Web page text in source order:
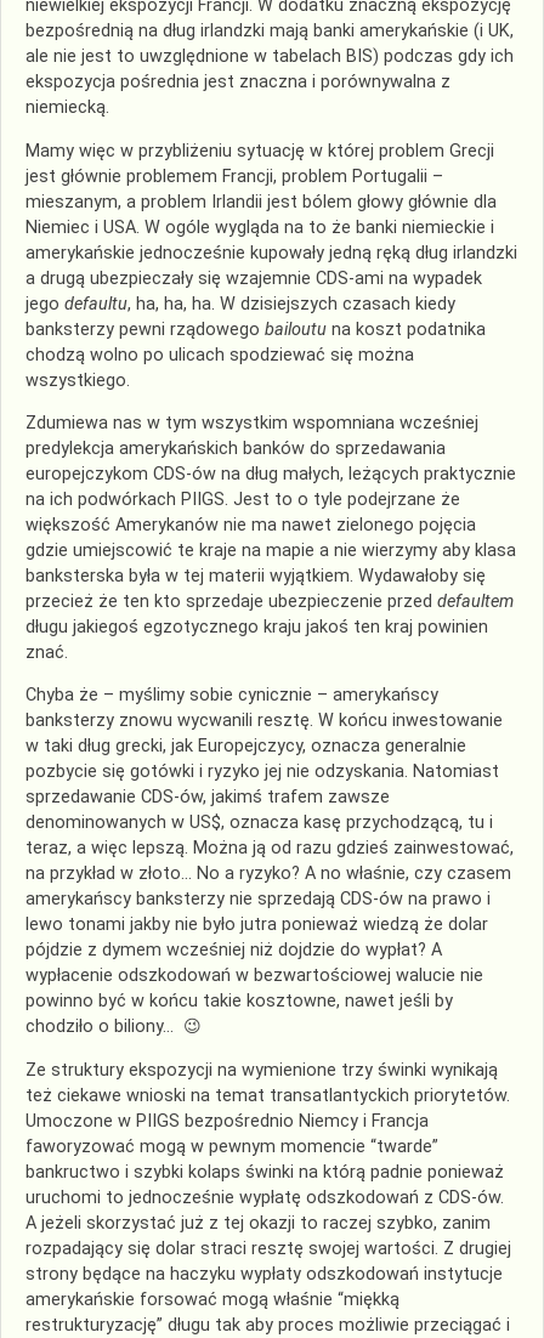
niewielkiej ekspozycji Francji. W dodatku znaczną ekspozycję
bezpośrednią na dług irlandzki mają banki amerykańskie (i UK,
ale nie jest to uwzględnione w tabelach BIS) podczas gdy ich
ekspozycja pośrednia jest znaczna i porównywalna z
niemiecką.
Mamy więc w przybliżeniu sytuację w której problem Grecji
jest głównie problemem Francji, problem Portugalii –
mieszanym, a problem Irlandii jest bólem głowy głównie dla
Niemiec i USA. W ogóle wygląda na to że banki niemieckie i
amerykańskie jednocześnie kupowały jedną ręką dług irlandzki
a drugą ubezpieczały się wzajemnie CDS-ami na wypadek
jego defaultu, ha, ha, ha. W dzisiejszych czasach kiedy
banksterzy pewni rządowego bailoutu na koszt podatnika
chodzą wolno po ulicach spodziewać się można
wszystkiego.
Zdumiewa nas w tym wszystkim wspomniana wcześniej
predylekcja amerykańskich banków do sprzedawania
europejczykom CDS-ów na dług małych, leżących praktycznie
na ich podwórkach PIIGS. Jest to o tyle podejrzane że
większość Amerykanów nie ma nawet zielonego pojęcia
gdzie umiejscowić te kraje na mapie a nie wierzymy aby klasa
banksterska była w tej materii wyjątkiem. Wydawałoby się
przecież że ten kto sprzedaje ubezpieczenie przed defaultem
długu jakiegoś egzotycznego kraju jakoś ten kraj powinien
znać.
Chyba że – myślimy sobie cynicznie – amerykańscy
banksterzy znowu wycwanili resztę. W końcu inwestowanie
w taki dług grecki, jak Europejczycy, oznacza generalnie
pozbycie się gotówki i ryzyko jej nie odzyskania. Natomiast
sprzedawanie CDS-ów, jakimś trafem zawsze
denominowanych w US$, oznacza kasę przychodzącą, tu i
teraz, a więc lepszą. Można ją od razu gdzieś zainwestować,
na przykład w złoto… No a ryzyko? A no właśnie, czy czasem
amerykańscy banksterzy nie sprzedają CDS-ów na prawo i
lewo tonami jakby nie było jutra ponieważ wiedzą że dolar
pójdzie z dymem wcześniej niż dojdzie do wypłat? A
wypłacenie odszkodowań w bezwartościowej walucie nie
powinno być w końcu takie kosztowne, nawet jeśli by
chodziło o biliony… 😉
Ze struktury ekspozycji na wymienione trzy świnki wynikają
też ciekawe wnioski na temat transatlantyckich priorytetów.
Umoczone w PIIGS bezpośrednio Niemcy i Francja
faworyzować mogą w pewnym momencie “twarde”
bankructwo i szybki kolaps świnki na którą padnie ponieważ
uruchomi to jednocześnie wypłatę odszkodowań z CDS-ów.
A jeżeli skorzystać już z tej okazji to raczej szybko, zanim
rozpadający się dolar straci resztę swojej wartości. Z drugiej
strony będące na haczyku wypłaty odszkodowań instytucje
amerykańskie forsować mogą właśnie “miękką
restrukturyzację” długu tak aby proces możliwie przeciągać i